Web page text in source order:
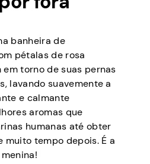
banheira de
pétalas de rosa
torno de suas pernas
lavando suavemente a
e calmante
aromas que
humanas até obter
muito tempo depois. É a